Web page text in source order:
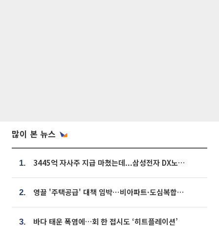
많이 본 뉴스
1. 3445억 자사주 지급 마쳤는데...삼성전자 DX노조, 뒤늦은 '떼쓰기 집회'
2. 영끌 '주택공급' 대책 임박⋯비아파트·도심복합까지 총동원
3. 바다 태운 폭염에…회 한 접시도 ‘히트플레이션’